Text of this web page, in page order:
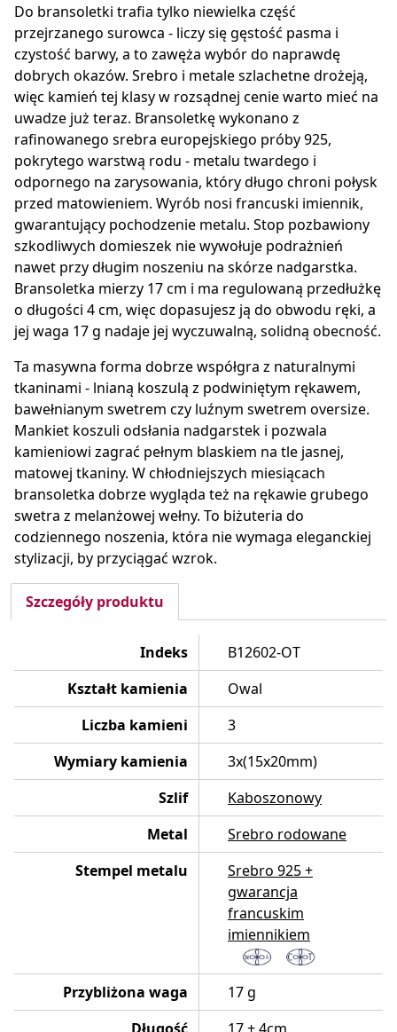
Do bransoletki trafia tylko niewielka część
przejrzanego surowca - liczy się gęstość pasma i
czystość barwy, a to zawęża wybór do naprawdę
dobrych okazów. Srebro i metale szlachetne drożeją,
więc kamień tej klasy w rozsądnej cenie warto mieć na
uwadze już teraz. Bransoletkę wykonano z
rafinowanego srebra europejskiego próby 925,
pokrytego warstwą rodu - metalu twardego i
odpornego na zarysowania, który długo chroni połysk
przed matowieniem. Wyrób nosi francuski imiennik,
gwarantujący pochodzenie metalu. Stop pozbawiony
szkodliwych domieszek nie wywołuje podrażnień
nawet przy długim noszeniu na skórze nadgarstka.
Bransoletka mierzy 17 cm i ma regulowaną przedłużkę
o długości 4 cm, więc dopasujesz ją do obwodu ręki, a
jej waga 17 g nadaje jej wyczuwalną, solidną obecność.
Ta masywna forma dobrze współgra z naturalnymi
tkaninami - lnianą koszulą z podwiniętym rękawem,
bawełnianym swetrem czy luźnym swetrem oversize.
Mankiet koszuli odsłania nadgarstek i pozwala
kamieniowi zagrać pełnym blaskiem na tle jasnej,
matowej tkaniny. W chłodniejszych miesiącach
bransoletka dobrze wygląda też na rękawie grubego
swetra z melanżowej wełny. To biżuteria do
codziennego noszenia, która nie wymaga eleganckiej
stylizacji, by przyciągać wzrok.
Szczegóły produktu
Indeks
B12602-OT
Kształt kamienia
Owal
Liczba kamieni
3
Wymiary kamienia
3x(15x20mm)
Szlif
Kaboszonowy
Metal
Srebro rodowane
Stempel metalu
Srebro 925 +
gwarancja
francuskim
imiennikiem
Przybliżona waga
17 g